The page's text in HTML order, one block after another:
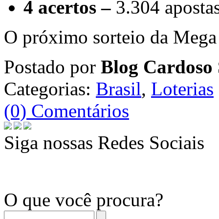
4 acertos – 3.304
O próximo sorteio da
Postado por Blog Cardoso
Categorias: Brasil, Loterias
(0) Comentários
Siga nossas Redes Sociais
O que você procura?